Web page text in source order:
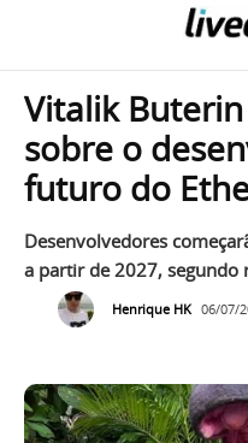
Vitalik
sobre o
futuro do
Desenvolvedores
a partir de 2027, segundo
Henrique HK 06/07/